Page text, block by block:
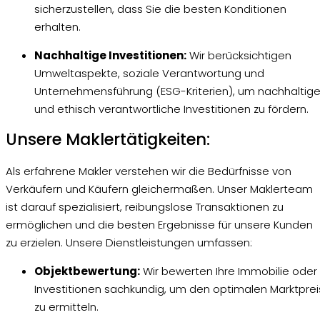
sicherzustellen, dass Sie die besten Konditionen
erhalten.
Nachhaltige Investitionen:Wir berücksichtigen
Umweltaspekte, soziale Verantwortung und
Unternehmensführung (ESG-Kriterien), um nachhaltige
und ethisch verantwortliche Investitionen zu fördern.
Unsere Maklertätigkeiten:
Als erfahrene Makler verstehen wir die Bedürfnisse von
Verkäufern und Käufern gleichermaßen. Unser Maklerteam
ist darauf spezialisiert, reibungslose Transaktionen zu
ermöglichen und die besten Ergebnisse für unsere Kunden
zu erzielen. Unsere Dienstleistungen umfassen:
Objektbewertung:Wir bewerten Ihre Immobilie oder
Investitionen sachkundig, um den optimalen
zu ermitteln.